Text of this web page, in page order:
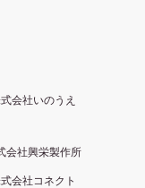
会社いのうえ
会社興栄製作所
会社コネクト